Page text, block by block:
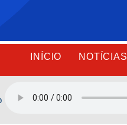
INÍCIO NOTÍCIAS